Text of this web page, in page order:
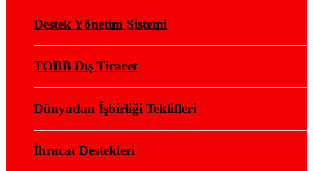
Destek Yönetim Sistemi
TOBB Dış Ticaret
Dünyadan İşbirliği Teklifleri
İhracat Destekleri